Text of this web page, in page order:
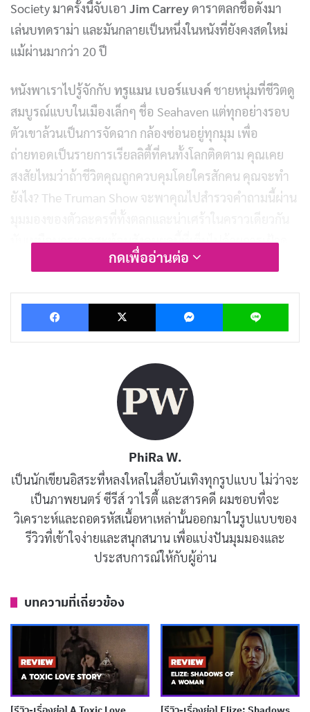
Society มาครั้งนี้จับเอา Jim Carreyดาราตลกชื่อดังมา
เล่นบทดราม่า และมันกลายเป็นหนึ่งในหนังที่ยังคงสดใหม่
แม้ผ่านมากว่า 20 ปี
หนังพาเราไปรู้จักกับ ทรูแมน เบอร์แบงค์ ชายหนุ่มที่ชีวิตดู
สมบูรณ์แบบในเมืองเล็กๆ ชื่อ Seahaven แต่ทุกอย่างรอบ
ตัวเขาล้วนเป็นการจัดฉาก กล้องซ่อนอยู่ทุกมุม เพื่อ
ถ่ายทอดเป็นรายการเรียลลิตี้ที่คนทั้งโลกติดตาม คุณเคย
สงสัยไหมว่าถ้าชีวิตคุณถูกควบคุมโดยใครสักคน คุณจะทำ
ยังไง? The Truman Show จะพาคุณไปสำรวจคำถามนี้ผ่าน
มันเหมือนกระจกสะท้อนสังคมยุคนี้ที่เต็มไปด้วยการเฝ้าดู
ในบทความนี้ เราจะพาไปเจาะลึกThe Truman Show
ตั้งแต่โครงเรื่องที่ชวนคิด ไปจนถึงการแสดงที่ยอดเยี่ยมของ
Jim Carrey และเหตุผลที่ทำให้หนังเรื่องนี้กลายเป็นคลาสสิก
นี้ พร้อมแล้ว มาดำดิ่งสู่โลกของทรูแมน
รีวิวและเรื่องย่อ The Truman Show
(ชีวิตมหัศจรรย์)
The Truman Showเล่าเรื่องของทรูแมน เบอร์แบงค์ชาย
หนุ่มที่ชีวิตดูปกติสุขในเมือง Seahaven เขามีภรรยาที่น่ารัก
เพื่อนสนิท และงานประจำ แต่ทุกอย่างถูกจัดฉากขึ้นมาเพื่อ
กดเพื่ออ่านต่อ
Facebook X Messenger Line
PhiRa W.
เป็นนักเขียนอิสระที่หลงใหลในสื่อบันเทิงทุกรูปแบบ ไม่ว่าจะ
เป็นภาพยนตร์ ซีรีส์ วาไรตี้ และสารคดี ผมชอบที่จะ
วิเคราะห์และถอดรหัสเนื้อหาเหล่านั้นออกมาในรูปแบบของ
รีวิวที่เข้าใจง่ายและสนุกสนาน เพื่อแบ่งปันมุมมองและ
ประสบการณ์ให้กับผู้อ่าน
บทความที่เกี่ยวข้อง